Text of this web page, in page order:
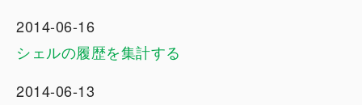
2014-06-16
シェルの履歴を集計する
2014-06-13